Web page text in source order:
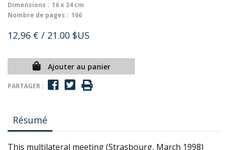
Dimensions : 16 x 24 cm
Nombre de pages : 166
12,96 € / 21.00 $US
Ajouter au panier
PARTAGER :
Résumé
This multilateral meeting (Strasbourg, March 1998)